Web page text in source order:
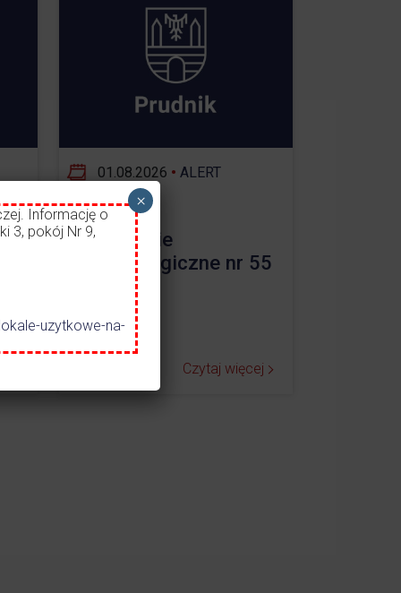
01.08.2026 • ALERT
ostrzeżenie
meteorologiczne nr 55
Czytaj więcej
Informację o
3, pokój Nr 9,
uzytkowe-na-
×